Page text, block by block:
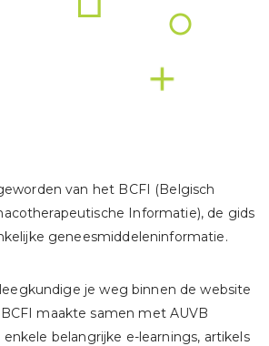
van het BCFI (Belgisch
Informatie), de gids
geneesmiddeleninformatie.
je weg binnen de website
maakte samen met AUVB
belangrijke e-learnings, artikels